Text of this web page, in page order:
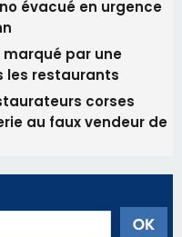
CNI et recevez par
et une sélection de